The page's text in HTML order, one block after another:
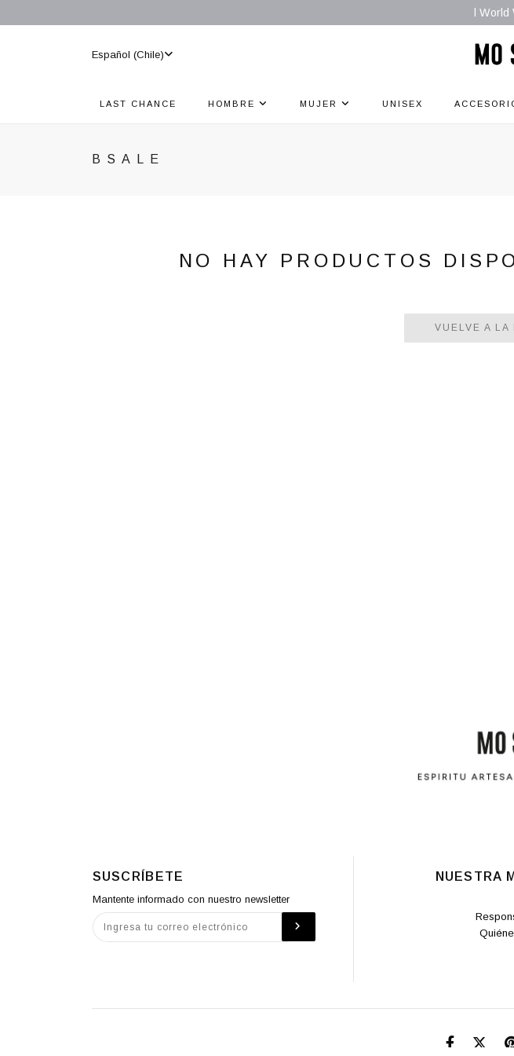
l World
Español (Chile)
LAST CHANCE HOMBRE MUJER UNISEX
BSALE
NO HAY PRODUCTOS
VUELVE A
SUSCRÍBETE
Mantente informado con nuestro newsletter
NUESTRA